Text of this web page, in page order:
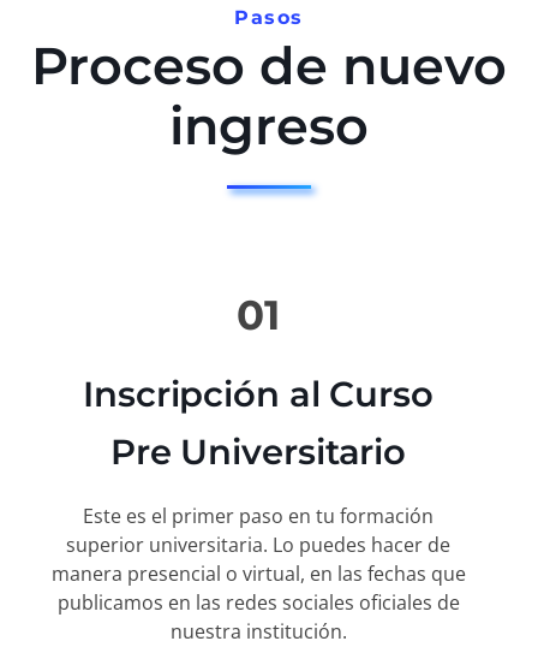
Pasos
Proceso de nuevo
ingreso
01
Inscripción al Curso
Pre Universitario
Este es el primer paso en tu formación
superior universitaria. Lo puedes hacer de
manera presencial o virtual, en las fechas que
publicamos en las redes sociales oficiales de
nuestra institución.